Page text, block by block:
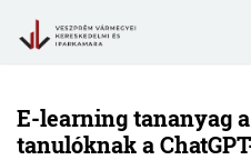
E-learning tananyag
tanulóknak a